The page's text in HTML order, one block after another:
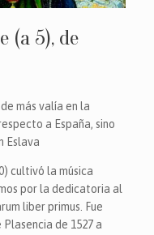
(a 5), de
más valía en la
a España, sino
Eslava
cultivó la música
por la dedicatoria al
liber primus. Fue
de 1527 a